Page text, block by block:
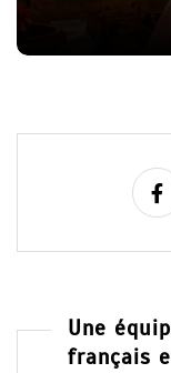
e
Une
français